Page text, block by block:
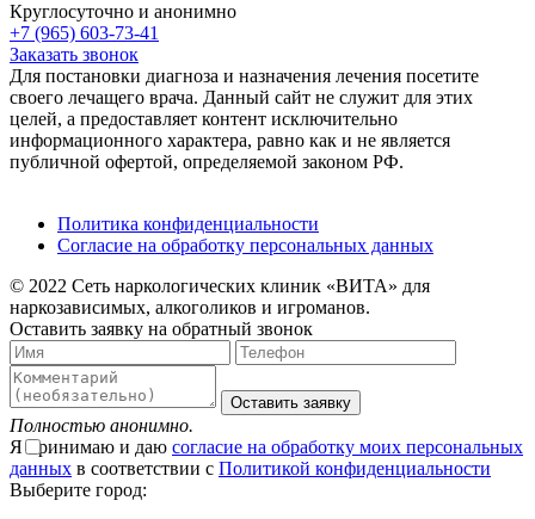
Круглосуточно и анонимно
+7 (965) 603-73-41
Заказать звонок
Для постановки диагноза и назначения лечения посетите
своего лечащего врача. Данный сайт не служит для этих
целей, а предоставляет контент исключительно
информационного характера, равно как и не является
публичной офертой, определяемой законом РФ.
Политика конфиденциальности
Согласие на обработку персональных данных
© 2022 Сеть наркологических клиник «ВИТА» для
наркозависимых, алкоголиков и игроманов.
Оставить заявку на обратный звонок
Оставить заявку
Полностью анонимно.
Я принимаю и даю согласие на обработку моих персональных
данных в соответствии с Политикой конфиденциальности
Выберите город: